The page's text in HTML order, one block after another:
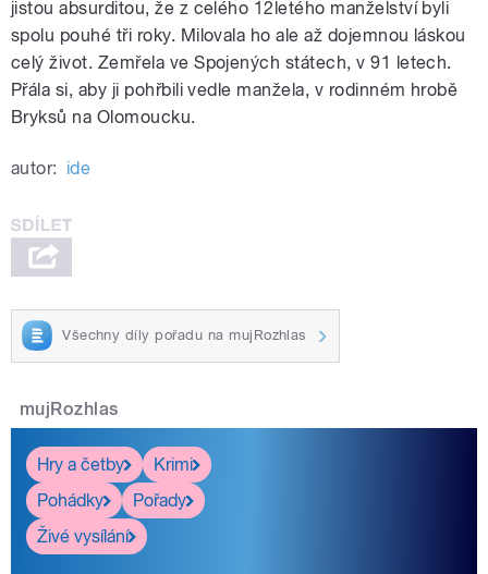
jistou absurditou, že z celého 12letého manželství byli
spolu pouhé tři roky. Milovala ho ale až dojemnou láskou
celý život. Zemřela ve Spojených státech, v 91 letech.
Přála si, aby ji pohřbili vedle manžela, v rodinném hrobě
Bryksů na Olomoucku.
autor: ide
Všechny díly pořadu na mujRozhlas
mujRozhlas
Hry a četby
Krimi
Pohádky
Pořady
Živé vysílání